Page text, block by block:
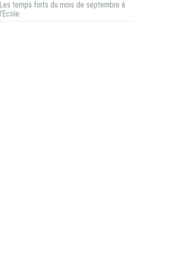
Les temps forts du mois de septembre à
l'Ecole